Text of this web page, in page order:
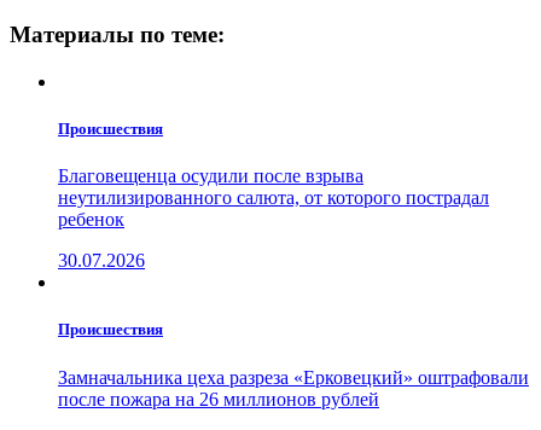
Материалы по теме:
Проиcшествия
Благовещенца осудили после взрыва
неутилизированного салюта, от которого пострадал
ребенок
30.07.2026
Проиcшествия
Замначальника цеха разреза «Ерковецкий» оштрафовали
после пожара на 26 миллионов рублей